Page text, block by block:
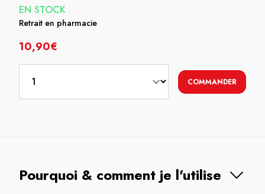
EN STOCK
Retrait en pharmacie
10,90€
COMMANDER
Pourquoi & comment je l'utilise